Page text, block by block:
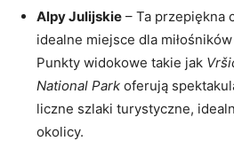
Alpy Julijskie – Ta przepiękna
idealne miejsce dla
Punkty widokowe takie jak
National Park oferują
liczne szlaki turystyczne,
okolicy.